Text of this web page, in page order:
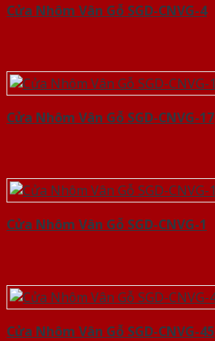
Cửa Nhôm Vân Gỗ SGD-CNVG-4
Cửa Nhôm Vân Gỗ SGD-CNVG-17
Cửa Nhôm Vân Gỗ SGD-CNVG-1
Cửa Nhôm Vân Gỗ SGD-CNVG-45